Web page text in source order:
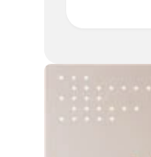
aquí te
ideal para ti.